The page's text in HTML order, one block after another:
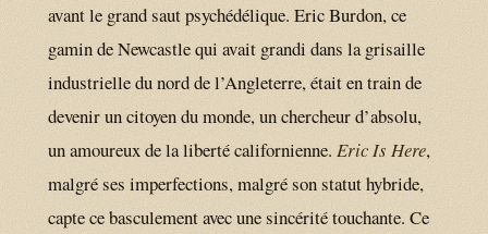
avant le grand saut psychédélique. Eric Burdon, ce
gamin de Newcastle qui avait grandi dans la grisaille
industrielle du nord de l’Angleterre, était en train de
devenir un citoyen du monde, un chercheur d’absolu,
un amoureux de la liberté californienne. Eric Is Here,
malgré ses imperfections, malgré son statut hybride,
capte ce basculement avec une sincérité touchante. Ce